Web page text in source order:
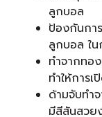
ลูกบอล
ป้องกันกา
ลูกบอล ใน
ทำจากทอ
ทำให้การ
ด้ามจับทำ
มีสีสันสวย